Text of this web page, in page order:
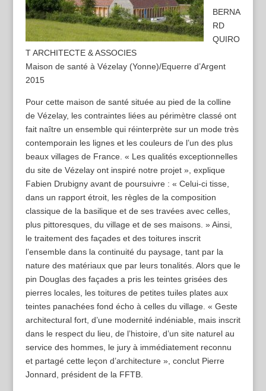
BERNA
RD
QUIRO
T ARCHITECTE & ASSOCIES
Maison de santé à Vézelay (Yonne)/Equerre d’Argent
2015
Pour cette maison de santé située au pied de la colline
de Vézelay, les contraintes liées au périmètre classé ont
fait naître un ensemble qui réinterprète sur un mode très
contemporain les lignes et les couleurs de l’un des plus
beaux villages de France. « Les qualités exceptionnelles
du site de Vézelay ont inspiré notre projet », explique
Fabien Drubigny avant de poursuivre : « Celui-ci tisse,
dans un rapport étroit, les règles de la composition
classique de la basilique et de ses travées avec celles,
plus pittoresques, du village et de ses maisons. » Ainsi,
le traitement des façades et des toitures inscrit
l’ensemble dans la continuité du paysage, tant par la
nature des matériaux que par leurs tonalités. Alors que le
pin Douglas des façades a pris les teintes grisées des
pierres locales, les toitures de petites tuiles plates aux
teintes panachées fond écho à celles du village. « Geste
architectural fort, d’une modernité indéniable, mais inscrit
dans le respect du lieu, de l’histoire, d’un site naturel au
service des hommes, le jury à immédiatement reconnu
et partagé cette leçon d’architecture », conclut Pierre
Jonnard, président de la FFTB.